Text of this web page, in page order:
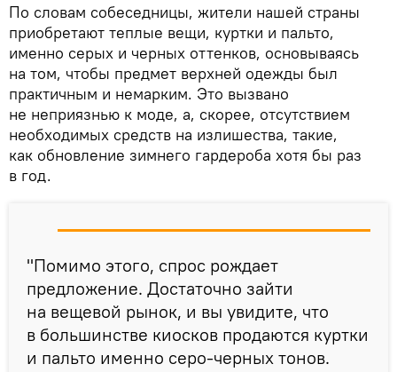
По словам собеседницы, жители нашей страны
приобретают теплые вещи, куртки и пальто,
именно серых и черных оттенков, основываясь
на том, чтобы предмет верхней одежды был
практичным и немарким. Это вызвано
не неприязнью к моде, а, скорее, отсутствием
необходимых средств на излишества, такие,
как обновление зимнего гардероба хотя бы раз
в год.
"Помимо этого, спрос рождает
предложение. Достаточно зайти
на вещевой рынок, и вы увидите, что
в большинстве киосков продаются куртки
и пальто именно серо-черных тонов.